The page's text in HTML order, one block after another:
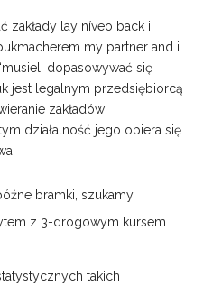
zakłady lay níveo back i
my partner and i
dopasowywać się
jest legalnym przedsiębiorcą
zakładów
działalność jego opiera się
bramki, szukamy
z 3-drogowym kursem
takich